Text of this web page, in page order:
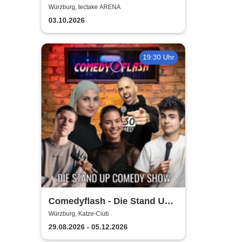
Würzburg
Würzburg, tectake ARENA
03.10.2026
19:30 Uhr
Comedyflash - Die Stand Up
Comedy Show in Würzburg
Würzburg, Katze-Club
29.08.2026 - 05.12.2026